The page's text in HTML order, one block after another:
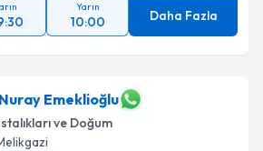
Yarın
10:00 Daha Fazla
Emeklioğlu
ve Doğum